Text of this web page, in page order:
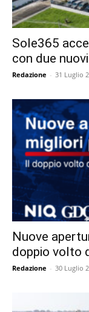
Sole365
con due
Redazione - 31 Luglio
Nuove
doppio volto
Redazione - 30 Luglio